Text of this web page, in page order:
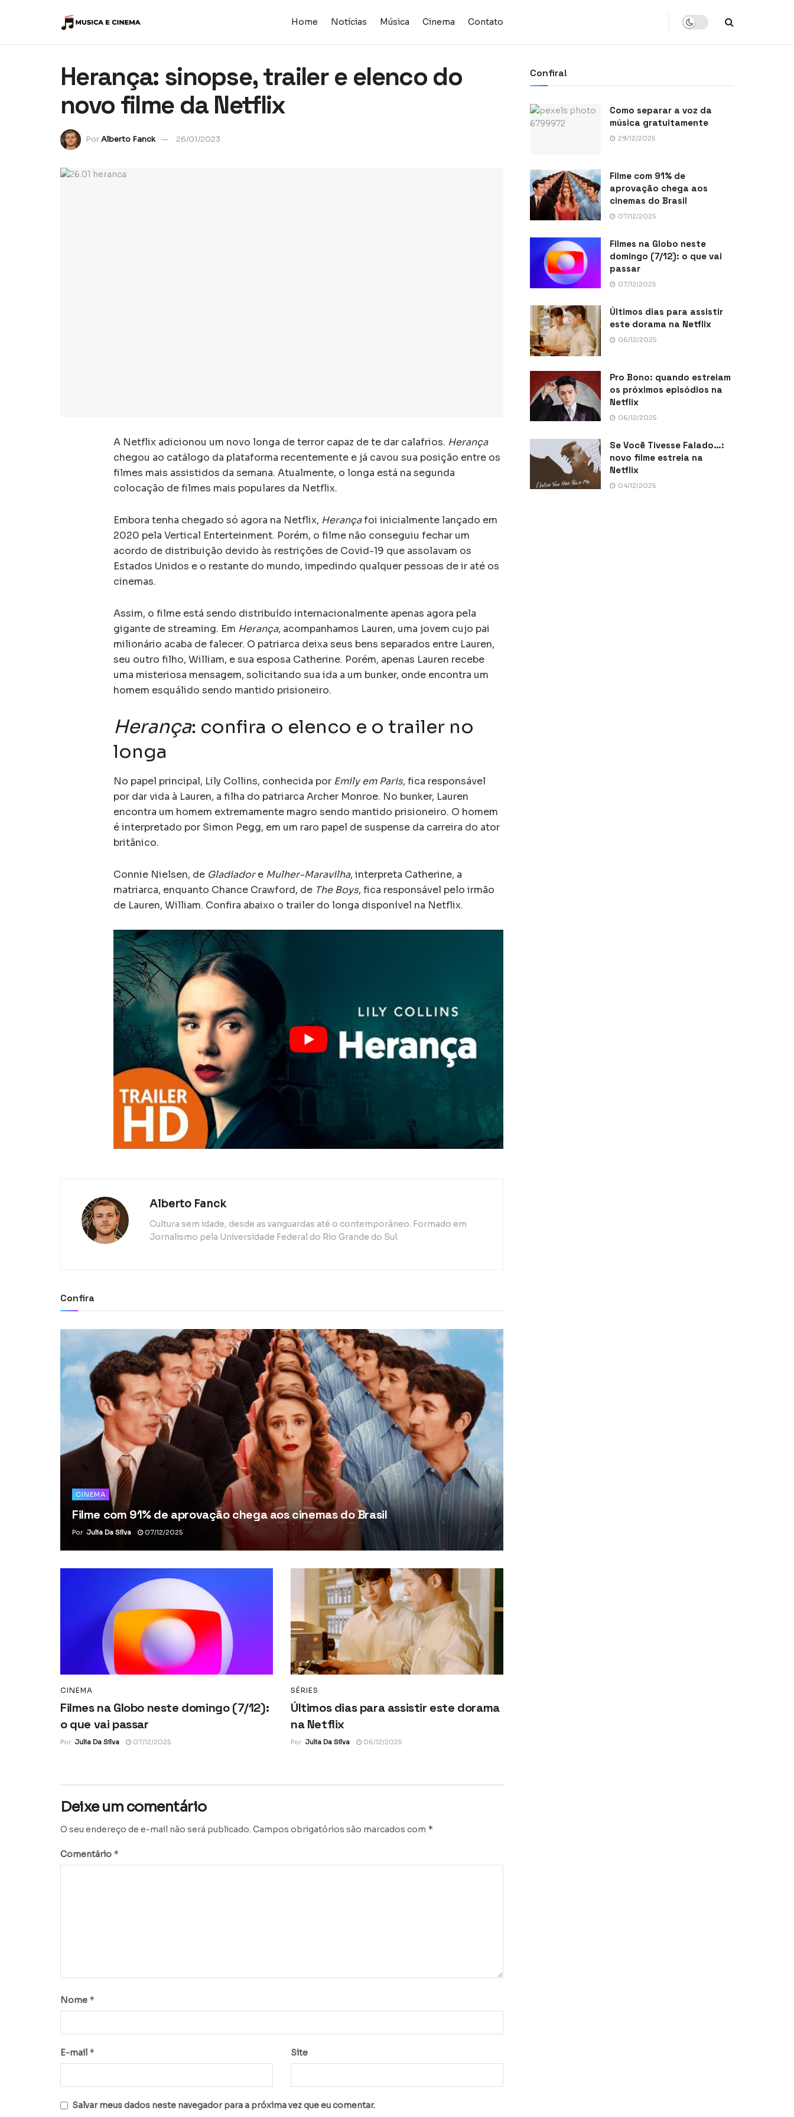
Home Notícias Música Cinema Contato
Herança: sinopse, trailer e elenco do
novo filme da Netflix
PorAlberto Fanck 26/01/2023
A Netflix adicionou um novo longa de terror capaz de te dar calafrios. Herança
chegou ao catálogo da plataforma recentemente e já cavou sua posição entre os
filmes mais assistidos da semana. Atualmente, o longa está na segunda
colocação de filmes mais populares da Netflix.
Embora tenha chegado só agora na Netflix, Herançafoi inicialmente lançado em
2020 pela Vertical Enterteinment. Porém, o filme não conseguiu fechar um
acordo de distribuição devido às restrições de Covid-19 que assolavam os
Estados Unidos e o restante do mundo, impedindo qualquer pessoas de ir até os
cinemas.
Assim, o filme está sendo distribuído internacionalmente apenas agora pela
gigante de streaming. Em Herança, acompanhamos Lauren, uma jovem cujo pai
milionário acaba de falecer. O patriarca deixa seus bens separados entre Lauren,
seu outro filho, William, e sua esposa Catherine. Porém, apenas Lauren recebe
uma misteriosa mensagem, solicitando sua ida a um bunker, onde encontra um
homem esquálido sendo mantido prisioneiro.
Herança: confira o elenco e o trailer no
longa
No papel principal, Lily Collins, conhecida por Emily em Paris, fica responsável
por dar vida à Lauren, a filha do patriarca Archer Monroe. No bunker, Lauren
encontra um homem extremamente magro sendo mantido prisioneiro. O homem
é interpretado por Simon Pegg, em um raro papel de suspense da carreira do ator
britânico.
Connie Nielsen, de Gladiadore Mulher-Maravilha, interpreta Catherine, a
matriarca, enquanto Chance Crawford, de The Boys, fica responsável pelo irmão
de Lauren, William. Confira abaixo o trailer do longa disponível na Netflix.
Alberto Fanck
Cultura sem idade, desde as vanguardas até o contemporâneo. Formado em
Jornalismo pela Universidade Federal do Rio Grande do Sul.
Confira
CINEMA
Filme com 91% de aprovação chega aos cinemas do Brasil
Por Julia Da Silva 07/12/2025
CINEMA
Filmes na Globo neste domingo (7/12):
o que vai passar
Por Julia Da Silva 07/12/2025
SÉRIES
Últimos dias para assistir este dorama
na Netflix
Por Julia Da Silva 06/12/2025
Deixe um comentário
O seu endereço de e-mail não será publicado. Campos obrigatórios são marcados com *
Comentário *
Nome *
E-mail * Site
Salvar meus dados neste navegador para a próxima vez que eu comentar.
Confira!
Como separar a voz da
música gratuitamente
29/12/2025
Filme com 91% de
aprovação chega aos
cinemas do Brasil
07/12/2025
Filmes na Globo neste
domingo (7/12): o que vai
passar
07/12/2025
Últimos dias para assistir
este dorama na Netflix
06/12/2025
Pro Bono: quando estreiam
os próximos episódios na
Netflix
06/12/2025
Se Você Tivesse Falado…:
novo filme estreia na
Netflix
04/12/2025